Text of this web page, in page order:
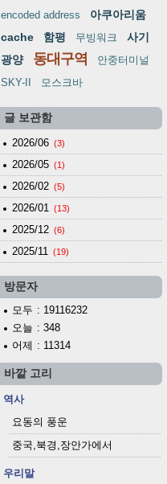
encoded address
아쿠아리움
cache
함평 무빙워크
사기
광양
동대구역
안중터미널
SKY-II
모스크바
글 보관함
2026/06 (3)
2026/05 (1)
2026/02 (5)
2026/01 (13)
2025/12 (6)
2025/11 (19)
방문자
모두 : 19116232
오늘 : 348
어제 : 11314
바깥 고리
역사
요동의 풍운
중국,북경,장안가에서
우리말